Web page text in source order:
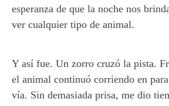
esperanza de que la noche nos
ver cualquier tipo de animal.
Y así fue. Un zorro cruzó la pista.
el animal continuó corriendo en
vía. Sin demasiada prisa, me dio